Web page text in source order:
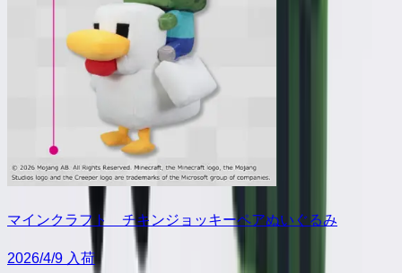
マインクラフト チキンジョッキーペアぬいぐるみ
2026/4/9 入荷